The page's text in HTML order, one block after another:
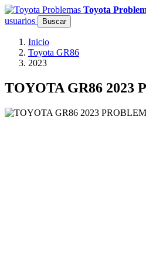
Toyota
usuarios
Buscar
Inicio
Toyota GR86
2023
TOYOTA GR86 2023